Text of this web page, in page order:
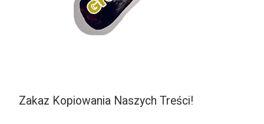
Zakaz Kopiowania Naszych Treści!